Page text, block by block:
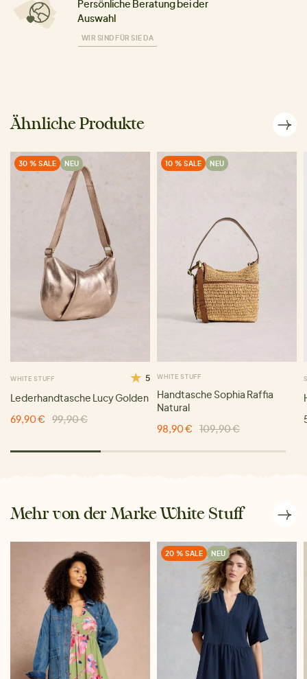
Persönliche Beratung bei der
Auswahl
WIR SIND FÜR SIE DA
Ähnliche Produkte
30 % SALE NEU
WHITE STUFF 5
Lederhandtasche Lucy Golden
69,90 €
99,90 €
10 % SALE NEU
WHITE STUFF
Handtasche Sophia Raffia
Natural
98,90 €
109,90 €
Mehr von der Marke White Stuff
20 % SALE NEU